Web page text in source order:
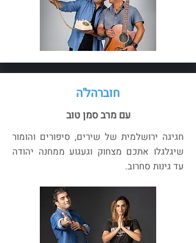
חוברהל'ה
עם מרב סמן טוב
חגיגה ירושלמית של שירים, סיפורים והומור
שיגלגלו אתכם מצחוק וגעגוע ממחנה יהודה
עד גינות סחרוב.